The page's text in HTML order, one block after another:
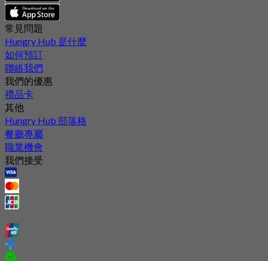
常見問題
Hungry Hub 是什麼
如何預訂
聯絡我們
我們的優惠
禮品卡
其他
Hungry Hub 部落格
餐廳專屬
職業機會
我們接受